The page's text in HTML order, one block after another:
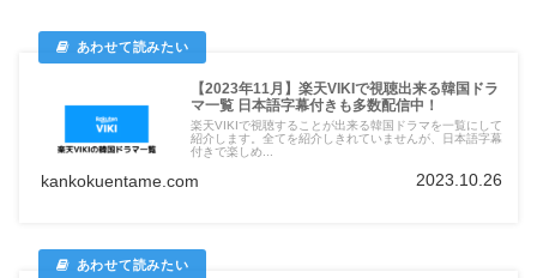
【2023年11月】楽天VIKIで視聴出来る韓国ドラ
マ一覧 日本語字幕付きも多数配信中！
楽天VIKIで視聴することが出来る韓国ドラマを一覧にして
紹介します。全てを紹介しきれていませんが、日本語字幕
付きで楽しめ...
kankokuentame.com 2023.10.26